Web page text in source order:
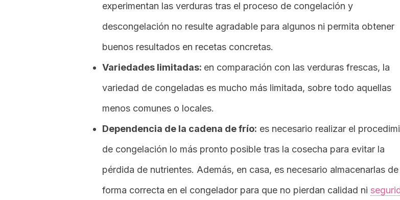
experimentan las verduras tras el proceso de congelación y
descongelación no resulte agradable para algunos ni permita obtener
buenos resultados en recetas concretas.
Variedades limitadas: en comparación con las verduras frescas, la
variedad de congeladas es mucho más limitada, sobre todo aquellas
menos comunes o locales.
Dependencia de la cadena de frío: es necesario realizar el
de congelación lo más pronto posible tras la cosecha para evitar la
pérdida de nutrientes. Además, en casa, es necesario almacenarlas de
forma correcta en el congelador para que no pierdan calidad ni